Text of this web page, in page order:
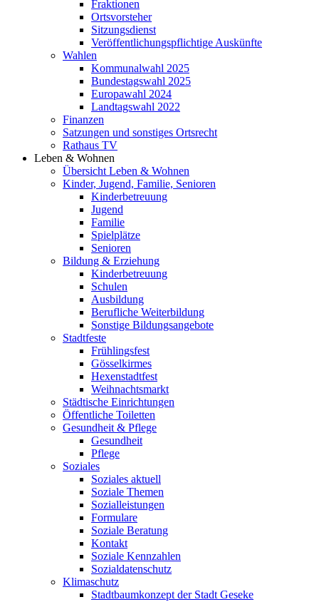
Fraktionen
Ortsvorsteher
Sitzungsdienst
Veröffentlichungspflichtige Auskünfte
Wahlen
Kommunalwahl 2025
Bundestagswahl 2025
Europawahl 2024
Landtagswahl 2022
Finanzen
Satzungen und sonstiges Ortsrecht
Rathaus TV
Leben & Wohnen
Übersicht Leben & Wohnen
Kinder, Jugend, Familie, Senioren
Kinderbetreuung
Jugend
Familie
Spielplätze
Senioren
Bildung & Erziehung
Kinderbetreuung
Schulen
Ausbildung
Berufliche Weiterbildung
Sonstige Bildungsangebote
Stadtfeste
Frühlingsfest
Gösselkirmes
Hexenstadtfest
Weihnachtsmarkt
Städtische Einrichtungen
Öffentliche Toiletten
Gesundheit & Pflege
Gesundheit
Pflege
Soziales
Soziales aktuell
Soziale Themen
Sozialleistungen
Formulare
Soziale Beratung
Kontakt
Soziale Kennzahlen
Sozialdatenschutz
Klimaschutz
Stadtbaumkonzept der Stadt Geseke